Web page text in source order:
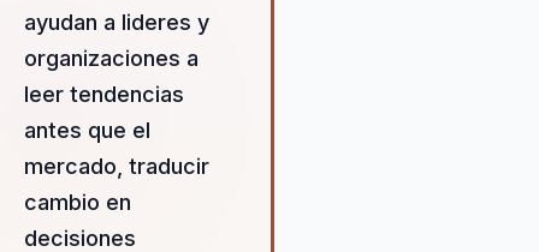
ayudan a lideres y
organizaciones a
leer tendencias
antes que el
mercado, traducir
cambio en
decisiones